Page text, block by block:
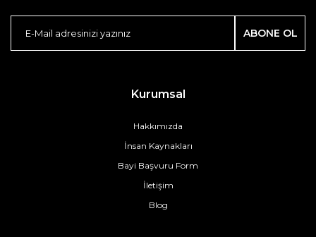
ABONE OL
Kurumsal
Hakkımızda
İnsan Kaynakları
Bayi Başvuru Form
İletişim
Blog